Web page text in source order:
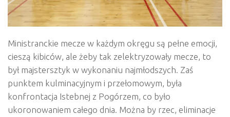
Ministranckie mecze w każdym okręgu są pełne emocji,
cieszą kibiców, ale żeby tak zelektryzowały mecze, to
był majstersztyk w wykonaniu najmłodszych. Zaś
punktem kulminacyjnym i przełomowym, była
konfrontacja Istebnej z Pogórzem, co było
ukoronowaniem całego dnia. Można by rzec, eliminacje